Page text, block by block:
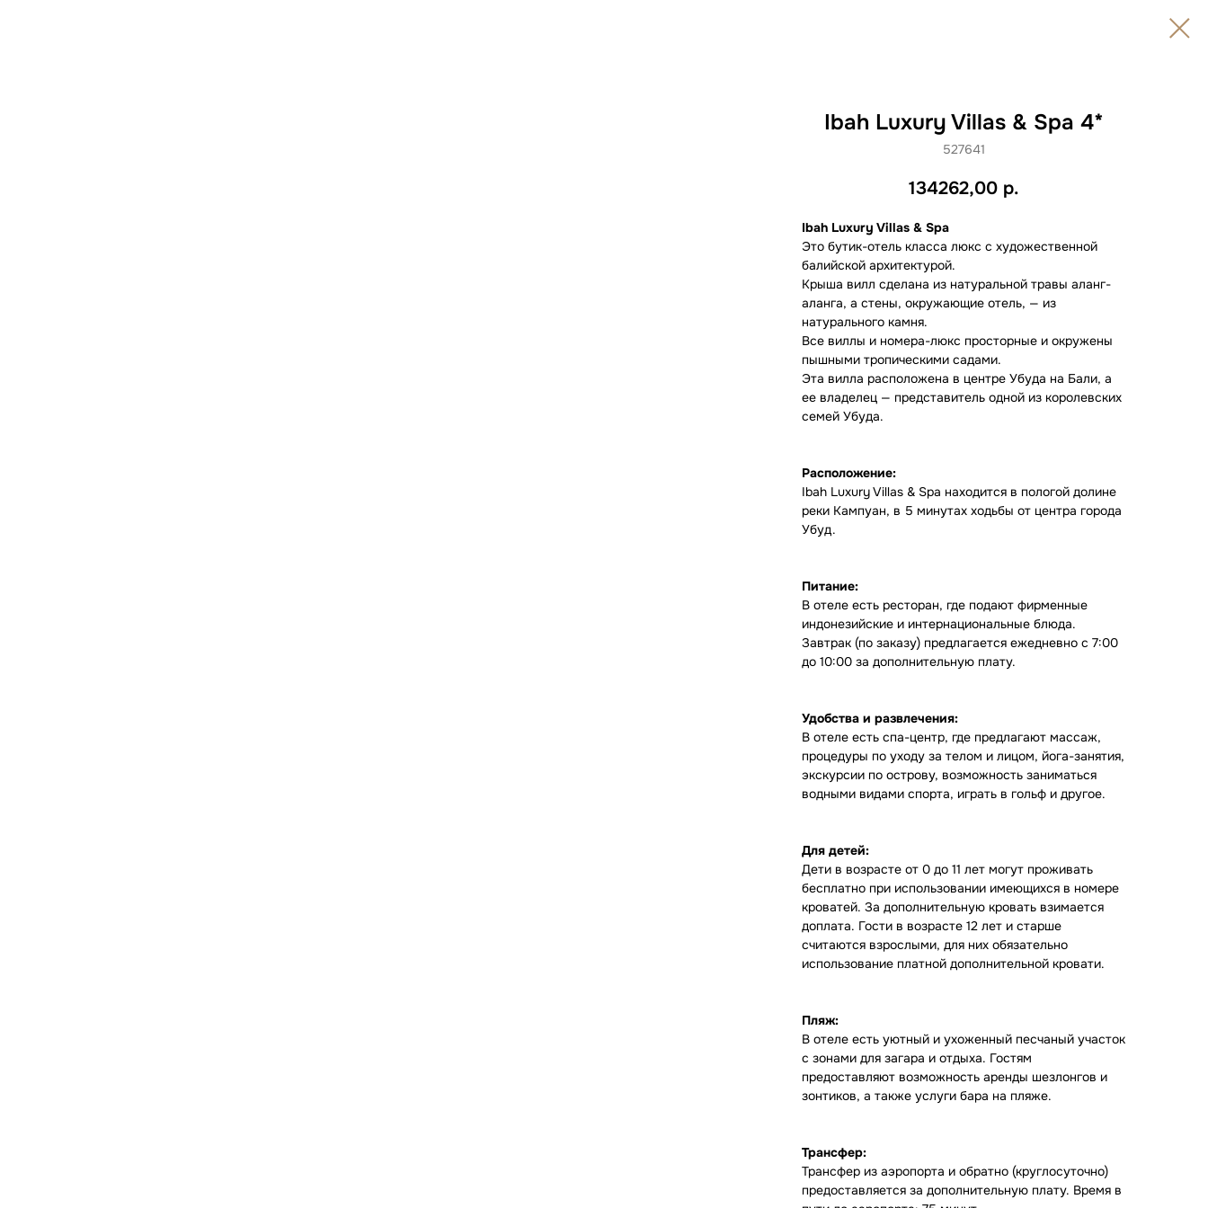
Ibah Luxury Villas & Spa 4*
527641
134262,00 р.
Ibah Luxury Villas & Spa
Это бутик-отель класса люкс с художественной
балийской архитектурой.
Крыша вилл сделана из натуральной травы аланг-
аланга, а стены, окружающие отель, — из
натурального камня.
Все виллы и номера-люкс просторные и окружены
пышными тропическими садами.
Эта вилла расположена в центре Убуда на Бали, а
ее владелец — представитель одной из королевских
семей Убуда.
Расположение:
Ibah Luxury Villas & Spa находится в пологой долине
реки Кампуан, в 5 минутах ходьбы от центра города
Убуд.
Питание:
В отеле есть ресторан, где подают фирменные
индонезийские и интернациональные блюда.
Завтрак (по заказу) предлагается ежедневно с 7:00
до 10:00 за дополнительную плату.
Удобства и развлечения:
В отеле есть спа-центр, где предлагают массаж,
процедуры по уходу за телом и лицом, йога-занятия,
экскурсии по острову, возможность заниматься
водными видами спорта, играть в гольф и другое.
Для детей:
Дети в возрасте от 0 до 11 лет могут проживать
бесплатно при использовании имеющихся в номере
кроватей. За дополнительную кровать взимается
доплата. Гости в возрасте 12 лет и старше
считаются взрослыми, для них обязательно
использование платной дополнительной кровати.
Пляж:
В отеле есть уютный и ухоженный песчаный участок
с зонами для загара и отдыха. Гостям
предоставляют возможность аренды шезлонгов и
зонтиков, а также услуги бара на пляже.
Трансфер:
Трансфер из аэропорта и обратно (круглосуточно)
предоставляется за дополнительную плату. Время в